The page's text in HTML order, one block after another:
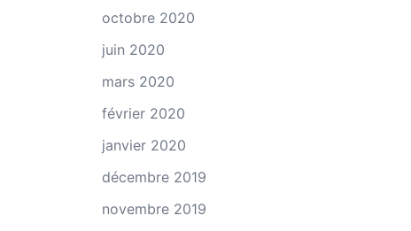
octobre 2020
juin 2020
mars 2020
février 2020
janvier 2020
décembre 2019
novembre 2019